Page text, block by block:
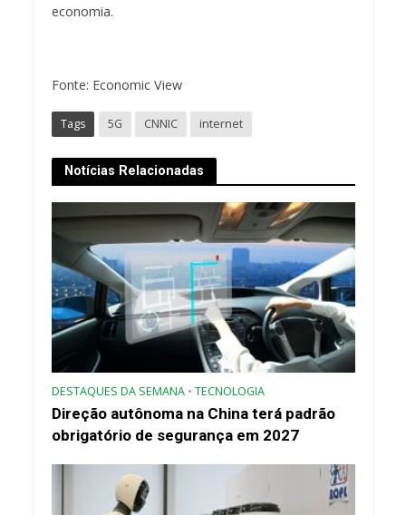
economia.
Fonte: Economic View
Tags 5G CNNIC internet
Notícias Relacionadas
DESTAQUES DA SEMANA • TECNOLOGIA
Direção autônoma na China terá padrão
obrigatório de segurança em 2027